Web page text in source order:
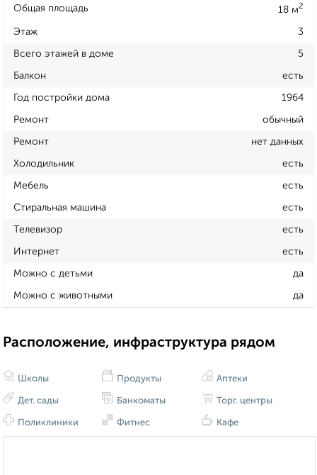
Общая площадь 18 м2
Этаж 3
Всего этажей в доме 5
Балкон есть
Год постройки дома 1964
Ремонт обычный
Ремонт нет данных
Холодильник есть
Мебель есть
Стиральная машина есть
Телевизор есть
Интернет есть
Можно с детьми да
Можно с животными да
Расположение, инфраструктура рядом
Школы
Дет. сады
Поликлиники
Продукты
Банкоматы
Фитнес
Аптеки
Торг. центры
Кафе